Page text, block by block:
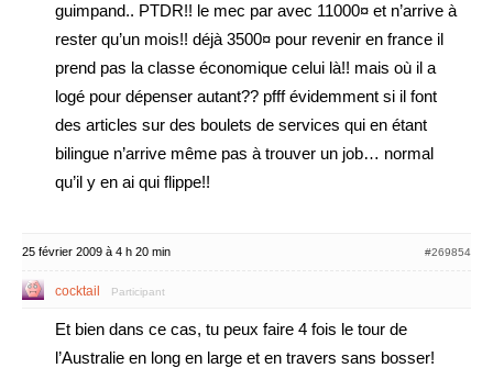
guimpand.. PTDR!! le mec par avec 11000¤ et n’arrive à
rester qu’un mois!! déjà 3500¤ pour revenir en france il
prend pas la classe économique celui là!! mais où il a
logé pour dépenser autant?? pfff évidemment si il font
des articles sur des boulets de services qui en étant
bilingue n’arrive même pas à trouver un job… normal
qu’il y en ai qui flippe!!
25 février 2009 à 4 h 20 min #269854
cocktail Participant
Et bien dans ce cas, tu peux faire 4 fois le tour de
l’Australie en long en large et en travers sans bosser!